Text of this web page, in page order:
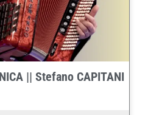
|| Stefano CAPITANI